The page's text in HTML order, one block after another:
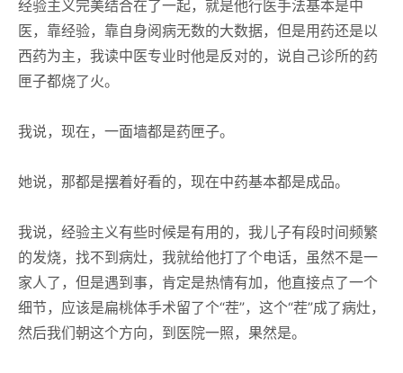
经验主义完美结合在了一起，就是他行医手法基本是中
医，靠经验，靠自身阅病无数的大数据，但是用药还是以
西药为主，我读中医专业时他是反对的，说自己诊所的药
匣子都烧了火。
我说，现在，一面墙都是药匣子。
她说，那都是摆着好看的，现在中药基本都是成品。
我说，经验主义有些时候是有用的，我儿子有段时间频繁
的发烧，找不到病灶，我就给他打了个电话，虽然不是一
家人了，但是遇到事，肯定是热情有加，他直接点了一个
细节，应该是扁桃体手术留了个“茬”，这个“茬”成了病灶，
然后我们朝这个方向，到医院一照，果然是。